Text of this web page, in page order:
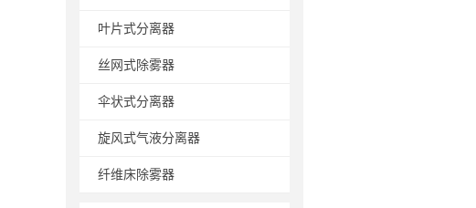
叶片式分离器
丝网式除雾器
伞状式分离器
旋风式气液分离器
纤维床除雾器